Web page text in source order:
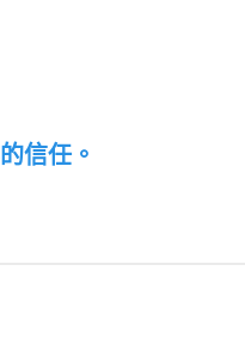
信任。